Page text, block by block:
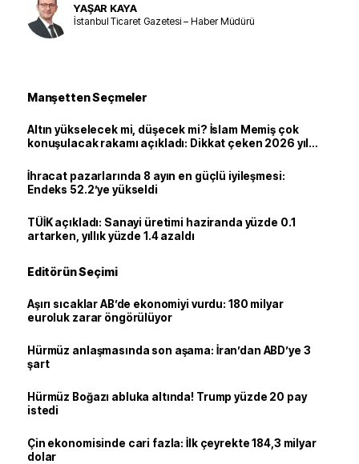
YAŞAR KAYA
İstanbul Ticaret Gazetesi – Haber Müdürü
Manşetten Seçmeler
Altın yükselecek mi, düşecek mi? İslam Memiş çok
konuşulacak rakamı açıkladı: Dikkat çeken 2026 yıl
İhracat pazarlarında 8 ayın en güçlü iyileşmesi:
Endeks 52.2’ye yükseldi
TÜİK açıkladı: Sanayi üretimi haziranda yüzde 0.1
artarken, yıllık yüzde 1.4 azaldı
Editörün Seçimi
Aşırı sıcaklar AB’de ekonomiyi vurdu: 180 milyar
euroluk zarar öngörülüyor
Hürmüz anlaşmasında son aşama: İran’dan ABD’ye 3
şart
Hürmüz Boğazı abluka altında! Trump yüzde 20 pay
istedi
Çin ekonomisinde cari fazla: İlk çeyrekte 184,3 milyar
dolar